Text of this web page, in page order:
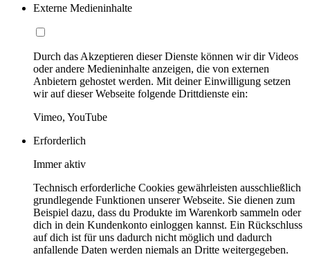
Externe Medieninhalte
Durch das Akzeptieren dieser Dienste können wir dir Videos
oder andere Medieninhalte anzeigen, die von externen
Anbietern gehostet werden. Mit deiner Einwilligung setzen
wir auf dieser Webseite folgende Drittdienste ein:
Vimeo, YouTube
Erforderlich
Immer aktiv
Technisch erforderliche Cookies gewährleisten ausschließlich
grundlegende Funktionen unserer Webseite. Sie dienen zum
Beispiel dazu, dass du Produkte im Warenkorb sammeln oder
dich in dein Kundenkonto einloggen kannst. Ein Rückschluss
auf dich ist für uns dadurch nicht möglich und dadurch
anfallende Daten werden niemals an Dritte weitergegeben.